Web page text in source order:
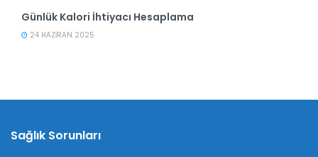
Günlük Kalori İhtiyacı Hesaplama
24 HAZIRAN 2025
Sağlık Sorunları